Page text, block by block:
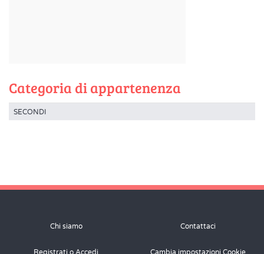
Categoria di appartenenza
SECONDI
Chi siamo Contattaci
Registrati o Accedi Cambia impostazioni Cookie